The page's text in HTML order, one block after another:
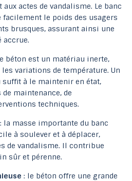
actes de vandalisme. Le banc
le poids des usagers
brusques, assurant ainsi une
béton est un matériau inerte,
variations de température. Un
suffit à le maintenir en état,
maintenance, de
techniques.
: la masse importante du banc
à soulever et à déplacer,
de vandalisme. Il contribue
sûr et pérenne.
: le béton offre une grande